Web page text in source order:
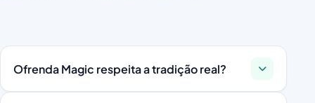
Ofrenda Magic respeita a tradição real?